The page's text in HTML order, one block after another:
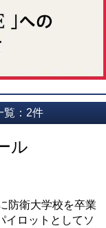
覧：2件
ル
防衛大学校を卒業
イロットとしてソ